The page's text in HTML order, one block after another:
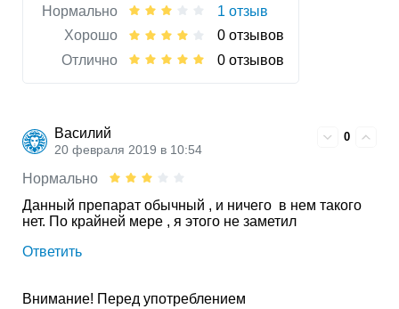
Нормально
1 отзыв
Хорошо
0 отзывов
Отлично
0 отзывов
Василий
20 февраля 2019 в 10:54
0
Нормально
Данный препарат обычный , и ничего в нем такого
нет. По крайней мере , я этого не заметил
Ответить
Внимание! Перед употреблением